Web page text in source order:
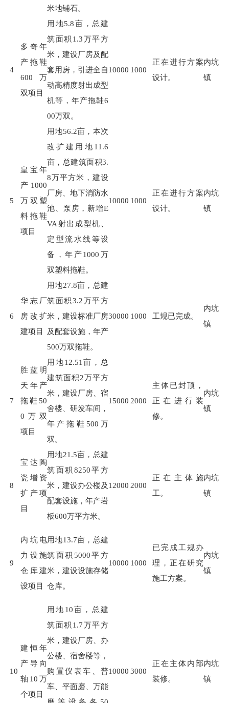
米地铺石。
4
多奇年
产拖鞋
600万
双项目
用地5.8亩，总建
筑面积 1.3万平方
米，建设厂房及配
套用房，引进全自
动高精度射出成型
机等，年产拖鞋6
00万双。
10000 1000
正在进行方案
设计。
内坑
镇
5
皇宝年
产1000
万双塑
料拖鞋
项目
用地56.2亩，本次
改扩建用地 11.6
亩，总建筑面积3.
8万平方米，建设
厂房、地下消防水
池、泵房，新增E
VA射出成型机、
定型流水线等设
备，年产1000 万
双塑料拖鞋。
10000 1000
正在进行方案
设计。
内坑
镇
6
华志厂
房改扩
建项目
用地27.8亩，总建
筑面积3.2万平方
米，建设标准厂房
及配套设施，年产
500万双拖鞋。
30000 1000 工规已完成。
内坑
镇
7
胜蓝明
天年产
拖鞋50
0万双
项目
用地12.51 亩，总
建筑面积2万平方
米，建设厂房、宿
舍楼、研发车间，
年产拖鞋 500 万
双。
15000 2000
主体已封顶，
正在进行装
修。
内坑
镇
8
宝达陶
瓷增资
扩产项
目
用地21.5亩，总建
筑面积 8250平方
米，建设办公楼及
配套设施，年产岩
板600万平方米。
12000 2000
正在主体施
工。
内坑
镇
9
内坑电
力设施
仓库建
设项目
用地13.7亩，总建
筑面积 5000平方
米，建设设施存储
仓库。
10000 1000
已完成工规办
理，正在研究
施工方案。
内坑
镇
10
建恒年
产导向
轴10万
个项目
用地 10亩，总建
筑面积 1.7万平方
米，建设厂房、办
公楼、宿舍楼等，
购置仪表车、普
车、平面磨、万能
10000 3000
正在主体内部
装修。
内坑
镇